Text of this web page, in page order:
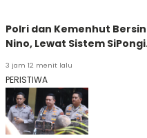
Polri dan Kemenhut
Nino, Lewat Sistem
3 jam 12 menit lalu
PERISTIWA